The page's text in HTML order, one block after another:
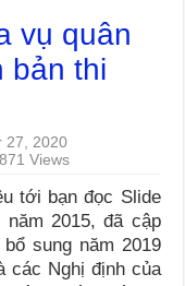
vụ quân
bản thi
27, 2020
Views
tới bạn đọc Slide
2015, đã cập
sung năm 2019
các Nghị định của